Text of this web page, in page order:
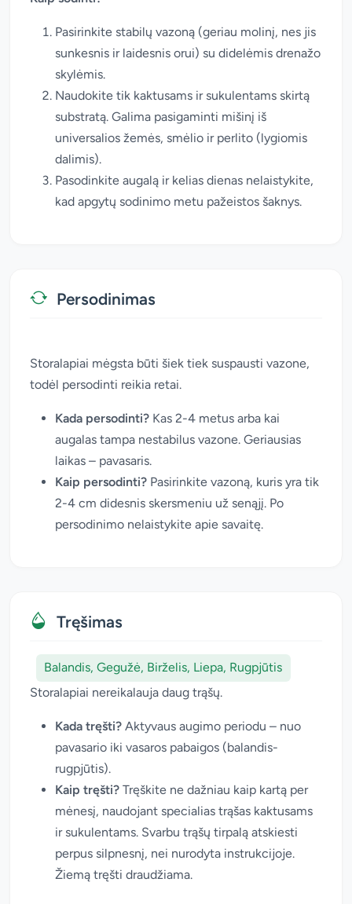
Pasirinkite stabilų vazoną (geriau molinį, nes jis
sunkesnis ir laidesnis orui) su didelėmis drenažo
skylėmis.
Naudokite tik kaktusams ir sukulentams skirtą
substratą. Galima pasigaminti mišinį iš
universalios žemės, smėlio ir perlito (lygiomis
dalimis).
Pasodinkite augalą ir kelias dienas nelaistykite,
kad apgytų sodinimo metu pažeistos šaknys.
Persodinimas
Storalapiai mėgsta būti šiek tiek suspausti vazone,
todėl persodinti reikia retai.
Kada persodinti? Kas 2-4 metus arba kai
augalas tampa nestabilus vazone. Geriausias
laikas – pavasaris.
Kaip persodinti? Pasirinkite vazoną, kuris yra tik
2-4 cm didesnis skersmeniu už senąjį. Po
persodinimo nelaistykite apie savaitę.
Tręšimas
Balandis, Gegužė, Birželis, Liepa, Rugpjūtis
Storalapiai nereikalauja daug trąšų.
Kada tręšti? Aktyvaus augimo periodu – nuo
pavasario iki vasaros pabaigos (balandis-
rugpjūtis).
Kaip tręšti? Tręškite ne dažniau kaip kartą per
mėnesį, naudojant specialias trąšas kaktusams
ir sukulentams. Svarbu trąšų tirpalą atskiesti
perpus silpnesnį, nei nurodyta instrukcijoje.
Žiemą tręšti draudžiama.